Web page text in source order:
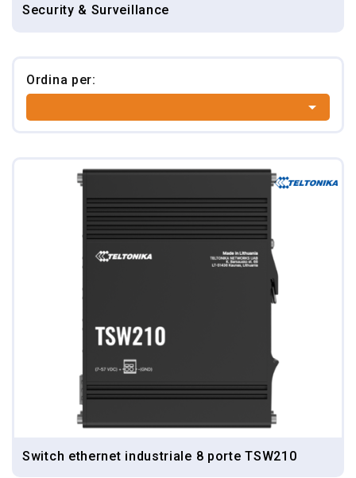
Security & Surveillance
Ordina per:

Switch ethernet industriale 8 porte TSW210